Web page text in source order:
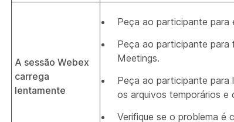
A sessão Webex
carrega
lentamente
Peça ao participante
Peça ao participante
Meetings.
Peça ao participante
os arquivos temporários e
Verifique se o problema é